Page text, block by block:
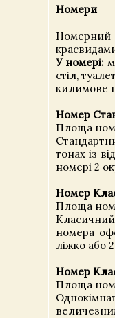
Номери
Номерний
У номері:
стіл,
килимове
Номер
Площа
тонах із
номері 2
Номер
Площа
номера
ліжко або
Номер
Площа